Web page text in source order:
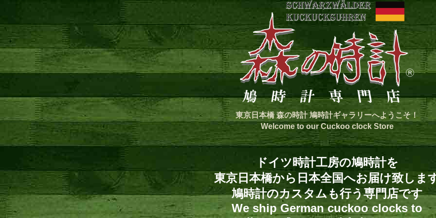
東京日本橋 森の時計 鳩時計ギャラリーへようこそ！
Welcome to our Cuckoo clock Store
ドイツ時計工房の鳩時計を
東京日本橋から日本全国へお届け致しま
鳩時計のカスタムも行う専門店です
We ship German cuckoo clocks to